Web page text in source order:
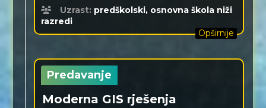
Uzrast: predškolski, osnovna škola niži
razredi
Opširnije
Predavanje
Moderna GIS rješenja